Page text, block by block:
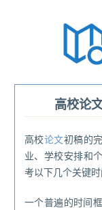
高校论
高校论文初稿的
业、学校安排和
考以下几个关键时
一个普遍的时间